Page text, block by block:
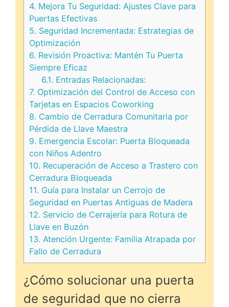
4. Mejora Tu Seguridad: Ajustes Clave para
Puertas Efectivas
5. Seguridad Incrementada: Estrategias de
Optimización
6. Revisión Proactiva: Mantén Tu Puerta
Siempre Eficaz
6.1. Entradas Relacionadas:
7. Optimización del Control de Acceso con
Tarjetas en Espacios Coworking
8. Cambio de Cerradura Comunitaria por
Pérdida de Llave Maestra
9. Emergencia Escolar: Puerta Bloqueada
con Niños Adentro
10. Recuperación de Acceso a Trastero con
Cerradura Bloqueada
11. Guía para Instalar un Cerrojo de
Seguridad en Puertas Antiguas de Madera
12. Servicio de Cerrajería para Rotura de
Llave en Buzón
13. Atención Urgente: Familia Atrapada por
Fallo de Cerradura
¿Cómo solucionar una puerta
de seguridad que no cierra